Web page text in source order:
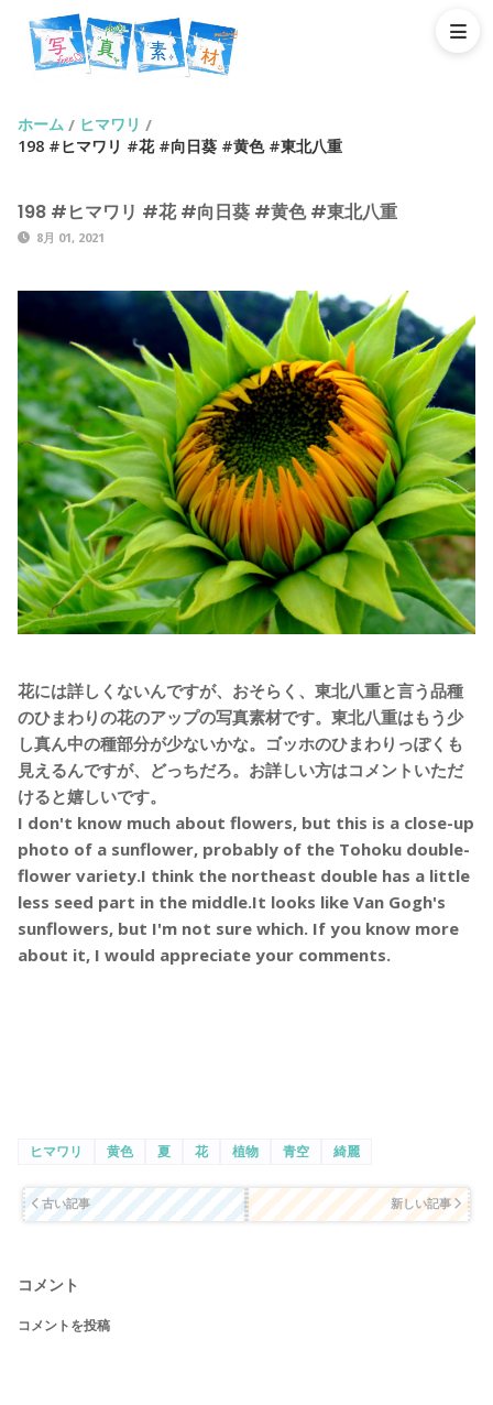
ホーム / ヒマワリ /
198 #ヒマワリ #花 #向日葵 #黄色 #東北八重
198 #ヒマワリ #花 #向日葵 #黄色 #東北八重
8月 01, 2021
花には詳しくないんですが、おそらく、東北八重と言う品種
のひまわりの花のアップの写真素材です。東北八重はもう少
し真ん中の種部分が少ないかな。ゴッホのひまわりっぽくも
見えるんですが、どっちだろ。お詳しい方はコメントいただ
けると嬉しいです。
I don't know much about flowers, but this is a close-up
photo of a sunflower, probably of the Tohoku double-
flower variety.I think the northeast double has a little
less seed part in the middle.It looks like Van Gogh's
sunflowers, but I'm not sure which. If you know more
about it, I would appreciate your comments.
ヒマワリ 黄色 夏 花 植物 青空 綺麗
古い記事 新しい記事
コメント
コメントを投稿